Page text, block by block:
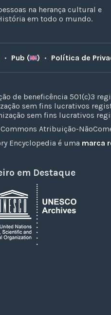
na herança cultural e
em todo o mundo.
• Pub ( ) • Política de
de beneficência 501(c)3
sem fins lucrativos
sem fins lucrativos
Atribuição-
Encyclopedia é uma marca
em Destaque